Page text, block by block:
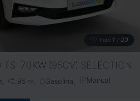
Foto 1 / 20
TSI 70KW (95CV) SELECTION
95 cv Gasolina Manual